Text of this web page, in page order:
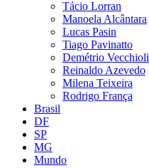
Tácio Lorran
Manoela Alcântara
Lucas Pasin
Tiago Pavinatto
Demétrio Vecchioli
Reinaldo Azevedo
Milena Teixeira
Rodrigo França
Brasil
DF
SP
MG
Mundo